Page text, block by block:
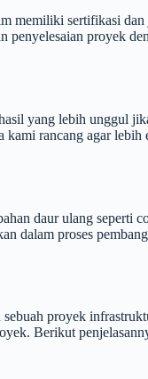
sertifikasi
proyek
yang lebih unggul
rancang agar
daur ulang seperti
dalam proses
proyek
Berikut